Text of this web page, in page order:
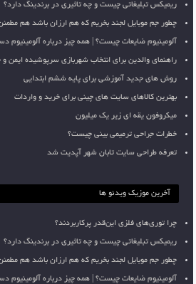
ریمیکس تبلیغاتی چیست و چه تاثیری در برندینگ دارد؟
چطور جم موبایل لجند بخریم که هم ارزان باشد هم
آلومینیوم ضایعات چیست؟ | همه چیز درباره آلومینیوم
راهنمای والدین برای انتخاب شهربازی سرپوشیده ایمن
روش های جدید آموزشی برای پایه ششم ابتدایی
بهترین کالاهای سایت های چینی برای خرید و واردات
میکروفون یقه ای زیر یک میلیون
خطرات جراحی ترمیمی بینی چیست؟
تعرفه طراحی سایت تابان شهر آپدیت شد
آخرین موزیک ویدئو ها
چرا توری‌های فلزی این‌قدر پرکاربردند؟
ریمیکس تبلیغاتی چیست و چه تاثیری در برندینگ دارد؟
چطور جم موبایل لجند بخریم که هم ارزان باشد هم
آلومینیوم ضایعات چیست؟ | همه چیز درباره آلومینیوم